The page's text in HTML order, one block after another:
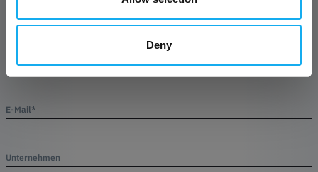
Deny
E-Mail*
Unternehmen